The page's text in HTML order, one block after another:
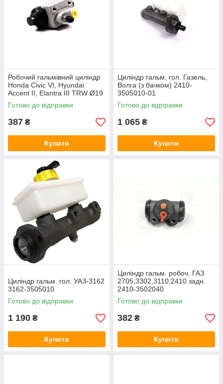
Робочий гальмівний циліндр
Honda Civic VI, Hyundai
Accent II, Elantra III TRW Ø19
мм ABS 72986
Готово до відправки
387 ₴
Купити
Циліндр гальм. гол. Газель,
Волга (з бачком) 2410-
3505010-01
Готово до відправки
1 065 ₴
Купити
Циліндр гальм. гол. УАЗ-3162
3162-3505010
Готово до відправки
1 190 ₴
Купити
Циліндр гальм. робоч. ГАЗ
2705,3302,3110,2410 задн.
2410-3502040
Готово до відправки
382 ₴
Купити